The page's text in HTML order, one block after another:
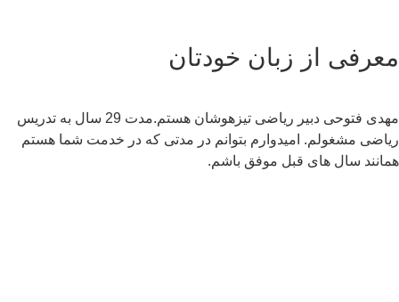
از زبان خودتان
مهدی فتوحی دبیر ریاضی تیزهوشان هستم.مدت 29 سال به تدریس
مشغولم. امیدوارم بتوانم در مدتی که در خدمت شما هستم
سال های قبل موفق باشم.